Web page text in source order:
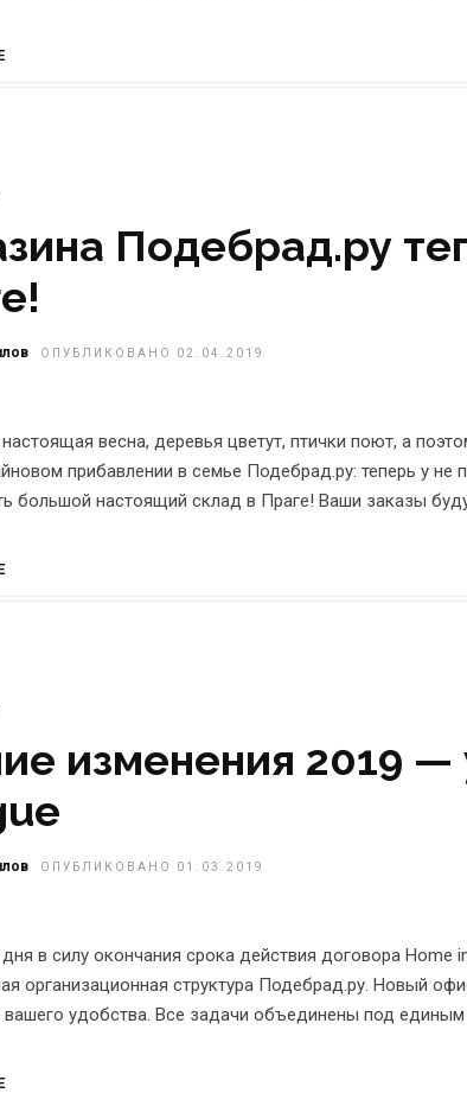
Подебрад.ру
ОПУБЛИКОВАНО 02.04.2019
весна, деревья цветут, птички поют, а
прибавлении в семье Подебрад.ру: теперь у не
большой настоящий склад в Праге! Ваши заказы
изменения 2019 —
ОПУБЛИКОВАНО 01.03.2019
в силу окончания срока действия договора Home
организационная структура Подебрад.ру. Новый
удобства. Все задачи объединены под